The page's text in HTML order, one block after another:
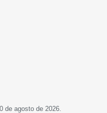
de agosto de 2026.